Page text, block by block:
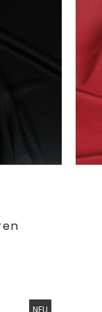
favorite